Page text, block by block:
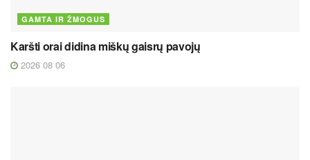
GAMTA IR ŽMOGUS
Karšti orai didina miškų gaisrų pavojų
2026 08 06